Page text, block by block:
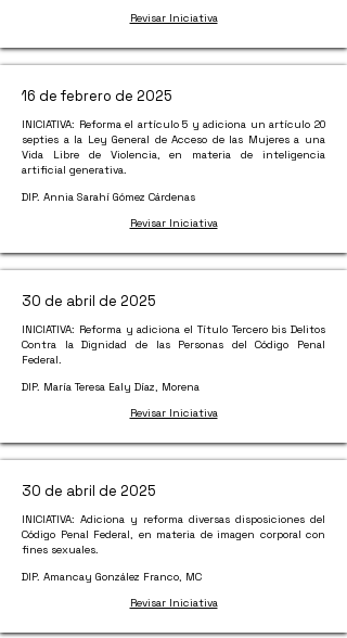
Revisar Iniciativa
16 de febrero de 2025
INICIATIVA: Reforma el artículo 5 y adiciona un artículo 20
septies a la Ley General de Acceso de las Mujeres a una
Vida Libre de Violencia, en materia de inteligencia
artificial generativa.
DIP. Annia Sarahí Gómez Cárdenas
Revisar Iniciativa
30 de abril de 2025
INICIATIVA: Reforma y adiciona el Título Tercero bis Delitos
Contra la Dignidad de las Personas del Código Penal
Federal.
DIP. María Teresa Ealy Díaz, Morena
Revisar Iniciativa
30 de abril de 2025
INICIATIVA: Adiciona y reforma diversas disposiciones del
Código Penal Federal, en materia de imagen corporal con
fines sexuales.
DIP. Amancay González Franco, MC
Revisar Iniciativa